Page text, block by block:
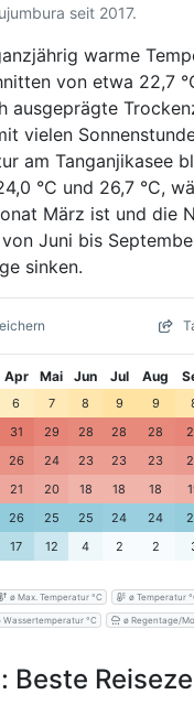
seit 2017.
warme
von etwa 22,7
ausgeprägte
vielen
am Tanganjikasee
°C und 26,7 °C,
März ist und die
Juni bis
sinken.
Apr Mai Jun Jul Aug
6 7 8 9 9
31 29 28 28 28
26 24 23 23 23
21 20 18 18 18
26 25 25 24 24
17 12 4 2 2
ø Max. Temperatur °C ø Temperatur
°C ø Regentage/
Beste